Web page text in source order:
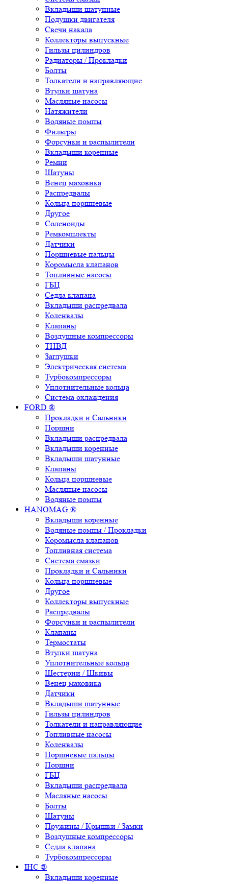
Вкладыши шатунные
Подушки двигателя
Свечи накала
Коллекторы выпускные
Гильзы цилиндров
Радиаторы / Прокладки
Болты
Толкатели и направляющие
Втулки шатуна
Масляные насосы
Натяжители
Водяные помпы
Фильтры
Форсунки и распылители
Вкладыши коренные
Ремни
Шатуны
Венец маховика
Распредвалы
Кольца поршневые
Другое
Соленоиды
Ремкомплекты
Датчики
Поршневые пальцы
Коромысла клапанов
Топливные насосы
ГБЦ
Седла клапана
Вкладыши распредвала
Коленвалы
Клапаны
Воздушные компрессоры
ТНВД
Заглушки
Электрическая система
Турбокомпрессоры
Уплотнительные кольца
Система охлаждения
FORD ®
Прокладки и Сальники
Поршни
Вкладыши распредвала
Вкладыши коренные
Вкладыши шатунные
Клапаны
Кольца поршневые
Масляные насосы
Водяные помпы
HANOMAG ®
Вкладыши коренные
Водяные помпы / Прокладки
Коромысла клапанов
Топливная система
Система смазки
Прокладки и Сальники
Кольца поршневые
Другое
Коллекторы выпускные
Распредвалы
Форсунки и распылители
Клапаны
Термостаты
Втулки шатуна
Уплотнительные кольца
Шестерни / Шкивы
Венец маховика
Датчики
Вкладыши шатунные
Гильзы цилиндров
Толкатели и направляющие
Топливные насосы
Коленвалы
Поршневые пальцы
Поршни
ГБЦ
Вкладыши распредвала
Масляные насосы
Болты
Шатуны
Пружины / Крышки / Замки
Воздушные компрессоры
Седла клапана
Турбокомпрессоры
IHC ®
Вкладыши коренные